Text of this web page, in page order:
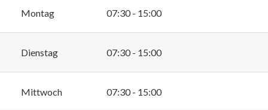
Montag 07:30 - 15:00
Dienstag 07:30 - 15:00
Mittwoch 07:30 - 15:00